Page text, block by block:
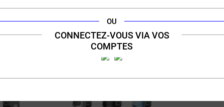
OU
CONNECTEZ-VOUS VIA VOS
COMPTES
ROUGE